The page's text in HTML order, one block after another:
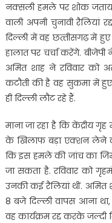
नक्सली हमले पर शोक जताया
वाली अपनी चुनावी रैलियां
दिल्‍ली में वह छत्‍तीसगढ़ में
हालात पर चर्चा करेंगे. बीजेपी
अमित शाह ने रविवार
कटौती की है वह सुकमा में
ही दिल्‍ली लौट रहे हैं.
माना जा रहा है कि केंद्रीय
के खिलाफ बड़ा एक्शन लेने
कि इस हमले की जांच का
जा सकता है. रविवार को
उनकी कई रैलियां थीं. अमित
8 बजे दिल्ली वापस आना
वह कार्यक्रम रद्द करके जल्दी